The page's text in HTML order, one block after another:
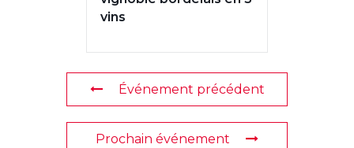
vins
Événement précédent
Prochain événement